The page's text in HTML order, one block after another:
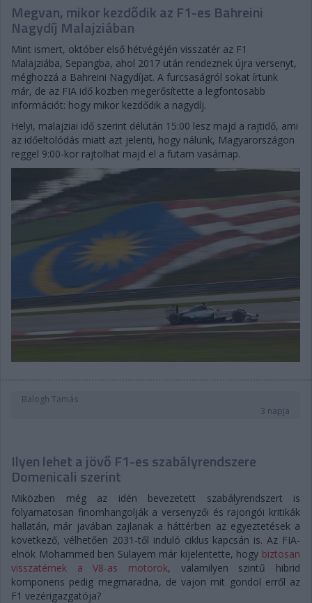
Megvan, mikor kezdődik az F1-es Bahreini
Nagydíj Malajziában
Mint ismert, október első hétvégéjén visszatér az F1
Malajziába, Sepangba, ahol 2017 után rendeznek újra versenyt,
méghozzá a Bahreini Nagydíjat. A furcsaságról sokat írtunk
már, de az FIA idő közben megerősítette a legfontosabb
információt: hogy mikor kezdődik a nagydíj.
Helyi, malajziai idő szerint délután 15:00 lesz majd a rajtidő, ami
az időeltolódás miatt azt jelenti, hogy nálunk, Magyarországon
reggel 9:00-kor rajtolhat majd el a futam vasárnap.
Balogh Tamás
3 napja
Ilyen lehet a jövő F1-es szabályrendszere
Domenicali szerint
Miközben még az idén bevezetett szabályrendszert is
folyamatosan finomhangolják a versenyzői és rajongói kritikák
hallatán, már javában zajlanak a háttérben az egyeztetések a
következő, vélhetően 2031-től induló ciklus kapcsán is. Az FIA-
elnök Mohammed ben Sulayem már kijelentette, hogy biztosan
visszatérnek a V8-as motorok, valamilyen szintű hibrid
komponens pedig megmaradna, de vajon mit gondol erről az
F1 vezérigazgatója?